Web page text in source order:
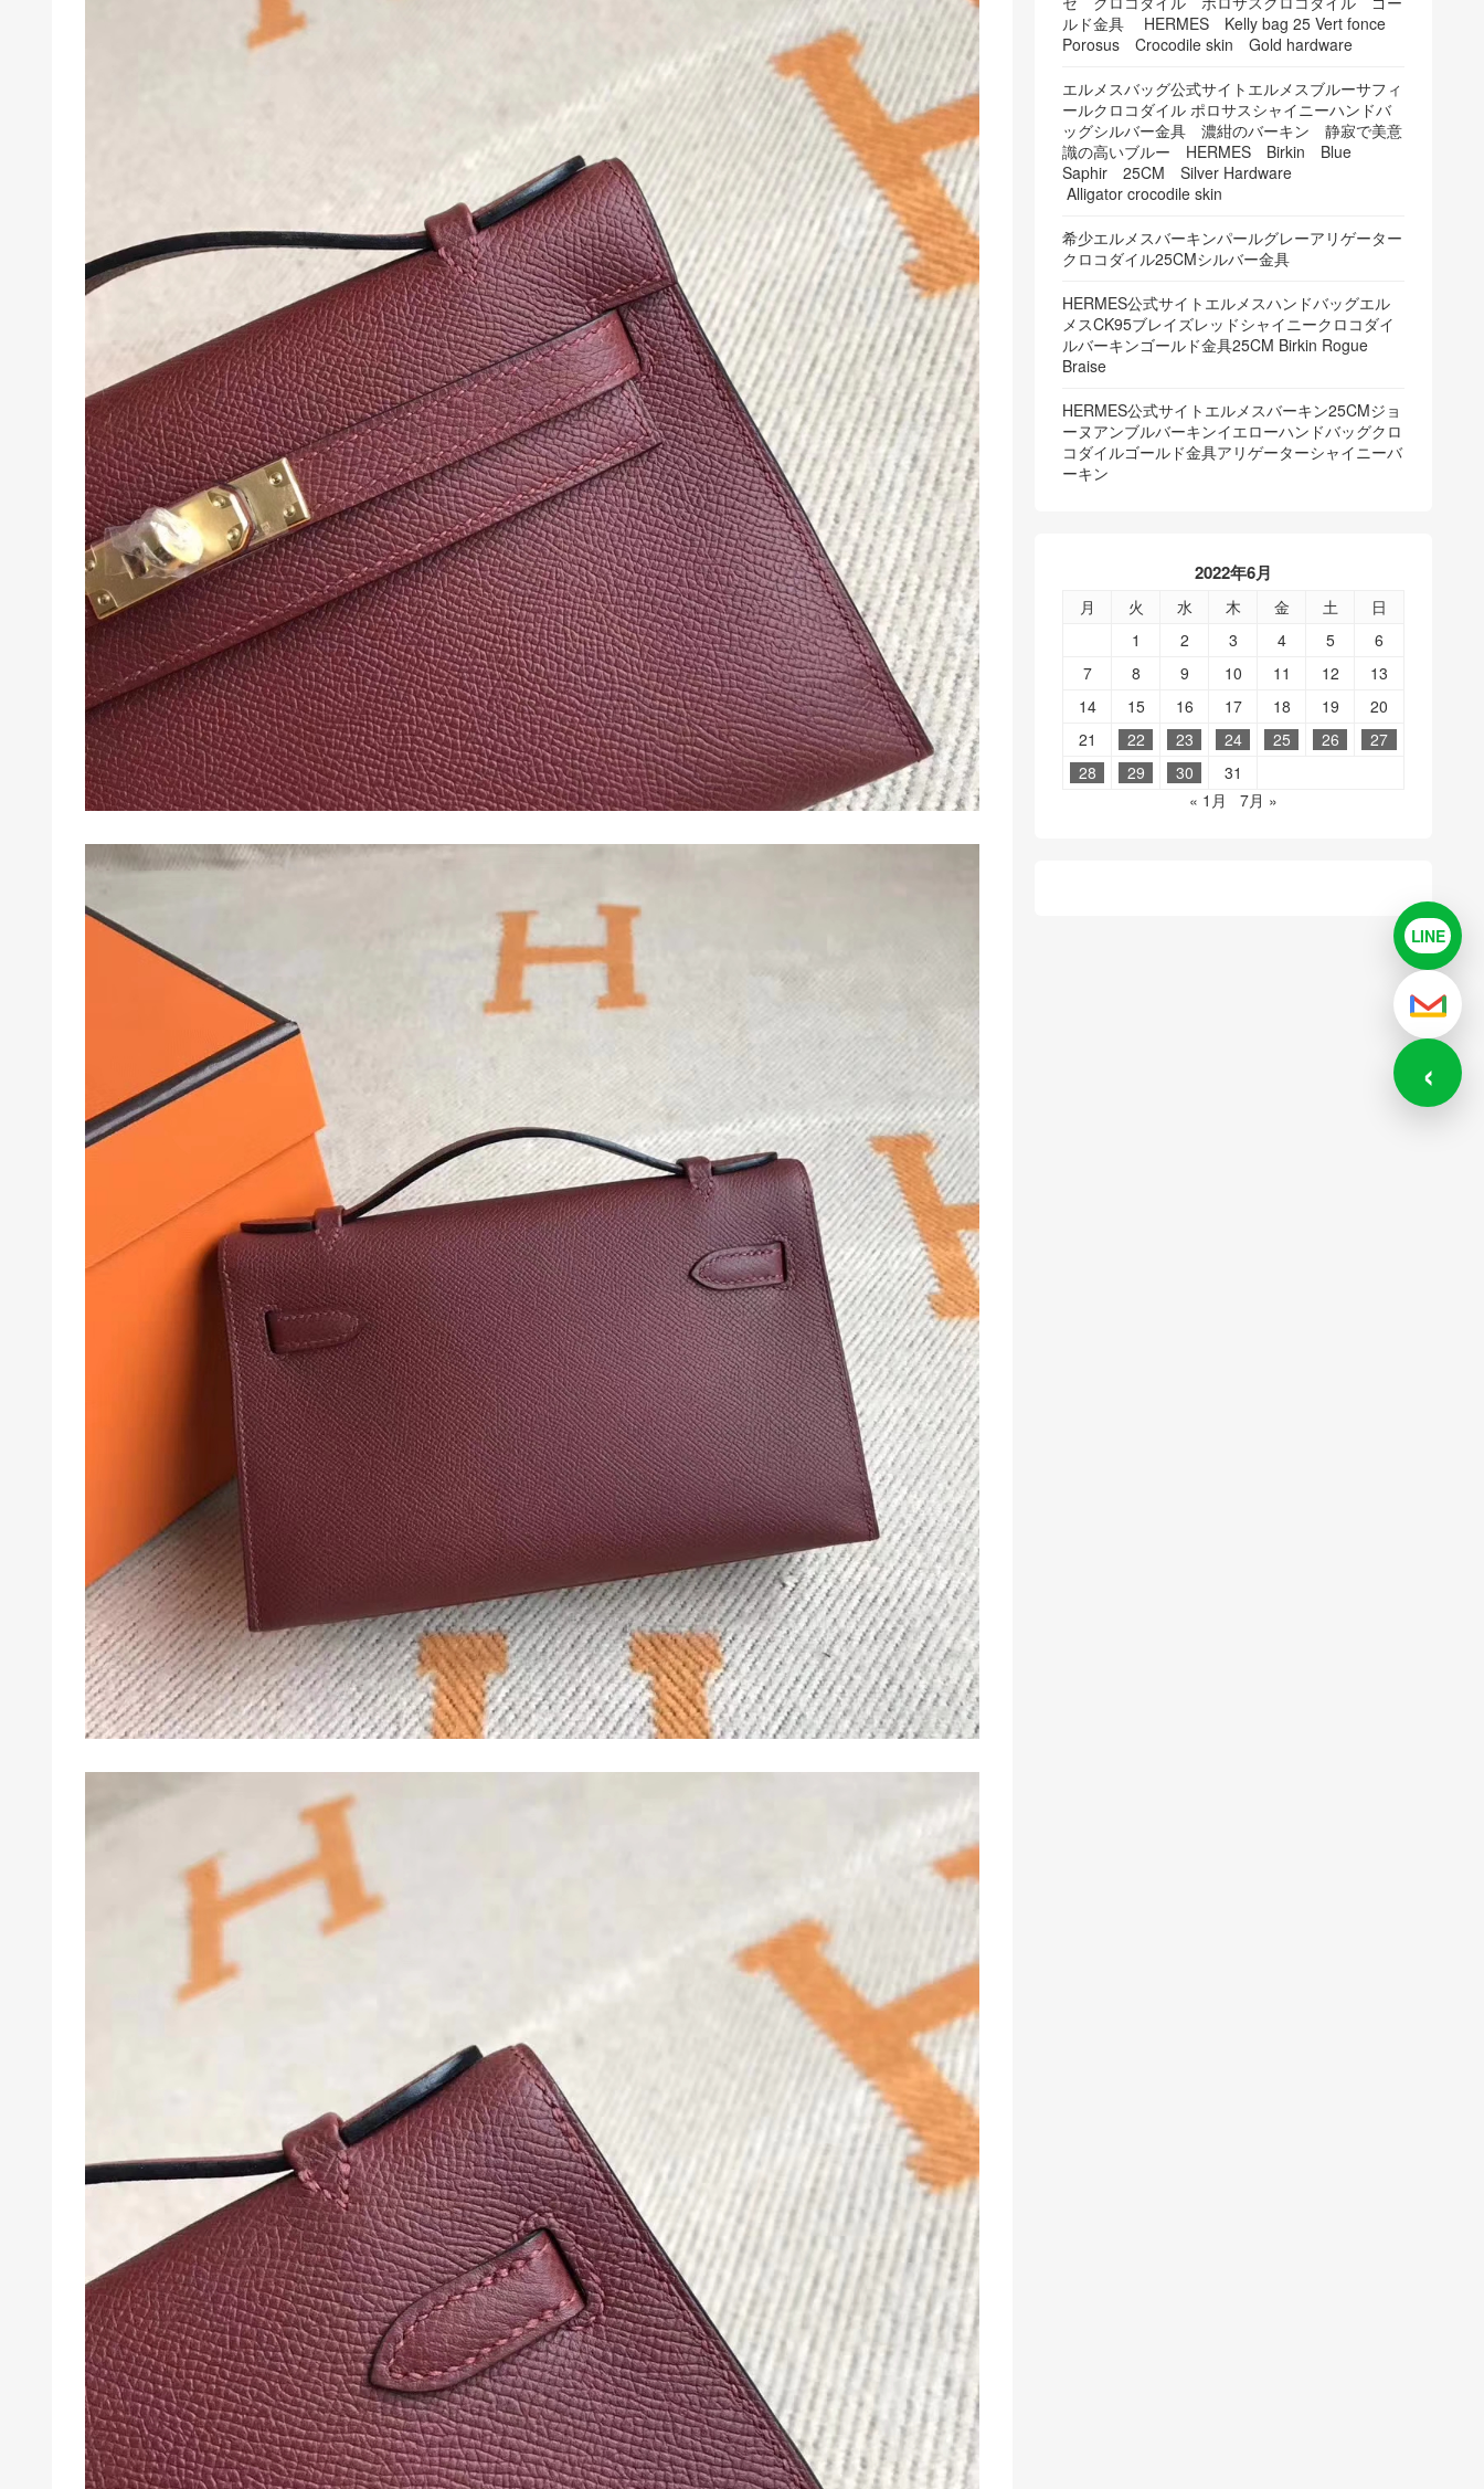
ルド金具 HERMES Kelly bag 25 Vert fonce
Porosus Crocodile skin Gold hardware
エルメスバッグ公式サイトエルメスブルーサフィ
ールクロコダイル ポロサスシャイニーハンドバ
ッグシルバー金具 濃紺のバーキン 静寂で美意
識の高いブルー HERMES Birkin Blue
Saphir 25CM Silver Hardware
Alligator crocodile skin
希少エルメスバーキンパールグレーアリゲーター
クロコダイル25CMシルバー金具
HERMES公式サイトエルメスハンドバッグエル
メスCK95ブレイズレッドシャイニークロコダイ
ルバーキンゴールド金具25CM Birkin Rogue
Braise
HERMES公式サイトエルメスバーキン25CMジョ
ーヌアンブルバーキンイエローハンドバッグクロ
コダイルゴールド金具アリゲーターシャイニーバ
ーキン
2022年6月
月 火 水 木 金 土
日
1
2 3 4 5
6
7
8 9 10 11 12
13
14
15 16 17 18 19
20
21
22 23 24 25 26
27
28
29 30
31
« 1月
7月 »
LINELINEで
メール
‹